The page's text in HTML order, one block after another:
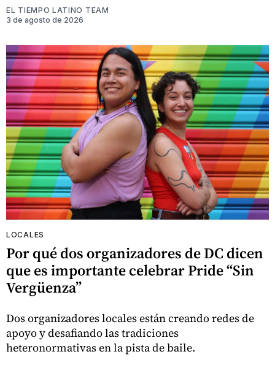
EL TIEMPO LATINO TEAM
3 de agosto de 2026
LOCALES
Por qué dos organizadores de DC dicen
que es importante celebrar Pride “Sin
Vergüenza”
Dos organizadores locales están creando redes de
apoyo y desafiando las tradiciones
heteronormativas en la pista de baile.